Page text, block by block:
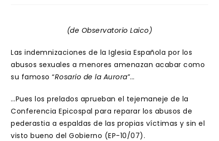
(de Observatorio Laico)
Las indemnizaciones de la Iglesia Española por los
abusos sexuales a menores amenazan acabar como
su famoso “Rosario de la Aurora”…
…Pues los prelados aprueban el tejemaneje de la
Conferencia Epicospal para reparar los abusos de
pederastia a espaldas de las propias víctimas y sin el
visto bueno del Gobierno (EP-10/07).